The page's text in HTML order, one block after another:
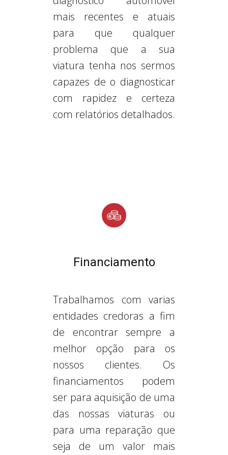
mais recentes e atuais
para que qualquer
problema que a sua
viatura tenha nos sermos
capazes de o diagnosticar
com rapidez e certeza
com relatórios detalhados.
Financiamento
Trabalhamos com varias
entidades credoras a fim
de encontrar sempre a
melhor opção para os
nossos clientes. Os
financiamentos podem
ser para aquisição de uma
das nossas viaturas ou
para uma reparação que
seja de um valor mais